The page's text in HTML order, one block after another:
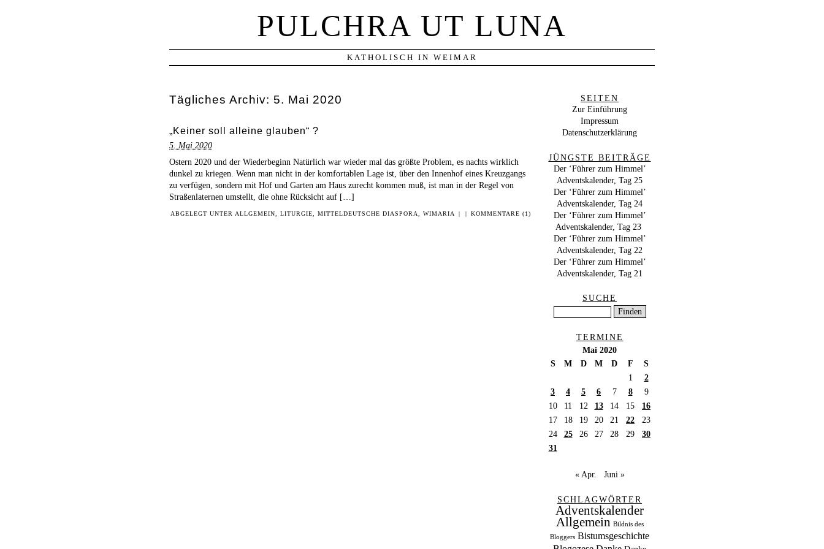
PULCHRA UT LUNA
KATHOLISCH IN WEIMAR
Tägliches Archiv: 5. Mai 2020
„Keiner soll alleine glauben“ ?
5. Mai 2020
Ostern 2020 und der Wiederbeginn Natürlich war wieder mal das größte Problem, es nachts wirklich
dunkel zu kriegen. Wenn man nicht in der komfortablen Lage ist, über den Innenhof eines Kreuzgangs
zu verfügen, sondern mit Hof und Garten am Haus zurecht kommen muß, ist man in der Regel von
Straßenlaternen umstellt, die ohne Rücksicht auf […]
ABGELEGT UNTER ALLGEMEIN LITURGIE MITTELDEUTSCHE DIASPORA WIMARIA | | KOMMENTARE (1)
SEITEN
Zur Einführung
Impressum
Datenschutzerklärung
JÜNGSTE BEITRÄGE
Der ‘Führer zum Himmel’
Adventskalender, Tag 25
Der ‘Führer zum Himmel’
Adventskalender, Tag 24
Der ‘Führer zum Himmel’
Adventskalender, Tag 23
Der ‘Führer zum Himmel’
Adventskalender, Tag 22
Der ‘Führer zum Himmel’
Adventskalender, Tag 21
SUCHE
TERMINE
Mai 2020
S
M D M D F
S
1
2
3
4 5 6 7 8
9
10
11 12 13 14 15
16
17
18 19 20 21 22
23
24
25 26 27 28 29
30
31
« Apr. Juni »
SCHLAGWÖRTER
Adventskalender
Allgemein Bildnis des
Bloggers Bistumsgeschichte